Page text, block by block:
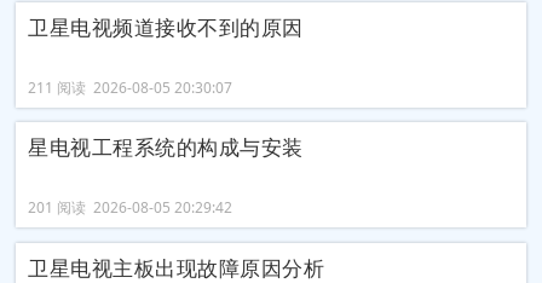
卫星电视频道接收不到的原因
211 阅读 2026-08-05 20:30:07
星电视工程系统的构成与安装
201 阅读 2026-08-05 20:29:42
卫星电视主板出现故障原因分析